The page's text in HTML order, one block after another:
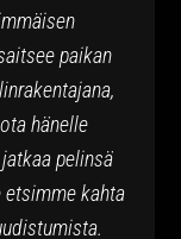
paikan
hänelle
pelinsä
etsimme kahta